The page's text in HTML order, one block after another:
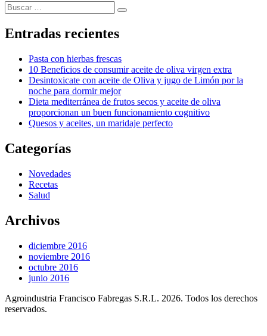
Buscar
por:
Buscar
Entradas recientes
Pasta con hierbas frescas
10 Beneficios de consumir aceite de oliva virgen extra
Desintoxicate con aceite de Oliva y jugo de Limón por la
noche para dormir mejor
Dieta mediterránea de frutos secos y aceite de oliva
proporcionan un buen funcionamiento cognitivo
Quesos y aceites, un maridaje perfecto
Categorías
Novedades
Recetas
Salud
Archivos
diciembre 2016
noviembre 2016
octubre 2016
junio 2016
Agroindustria Francisco Fabregas S.R.L. 2026. Todos los derechos
reservados.